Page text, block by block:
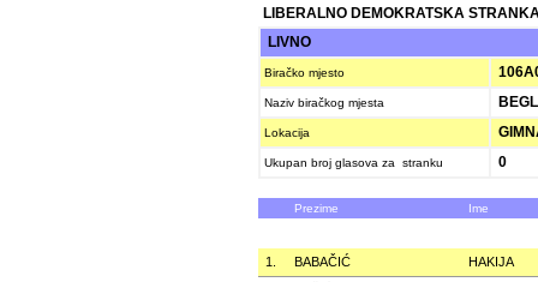
LIBERALNO DEMOKRATSKA
LIVNO
Biračko mjesto
Naziv biračkog mjesta
Lokacija
Ukupan broj glasova za stranku 0
Prezime Ime
1. BABAČIĆ
HAKIJA